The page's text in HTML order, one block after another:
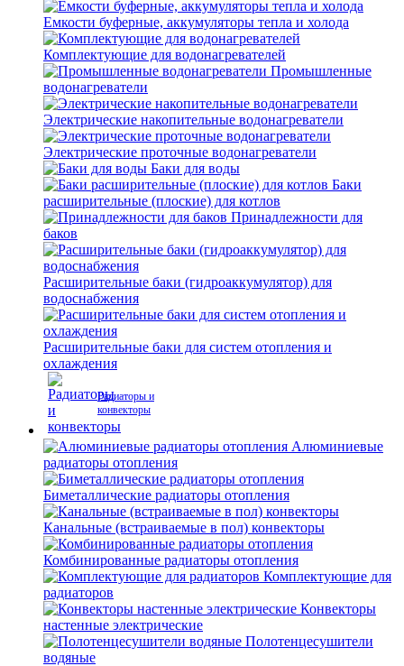
Емкости буферные, аккумуляторы тепла и холода
Комплектующие для водонагревателей
Промышленные
водонагреватели
Электрические накопительные водонагреватели
Электрические проточные водонагреватели
Баки для воды
Баки
расширительные (плоские) для котлов
Принадлежности для
баков
Расширительные баки (гидроаккумулятор) для
водоснабжения
Расширительные баки для систем отопления и
охлаждения
Радиаторы и
конвекторы
Алюминиевые
радиаторы отопления
Биметаллические радиаторы отопления
Канальные (встраиваемые в пол) конвекторы
Комбинированные радиаторы отопления
Комплектующие для
радиаторов
Конвекторы
настенные электрические
Полотенцесушители
водяные